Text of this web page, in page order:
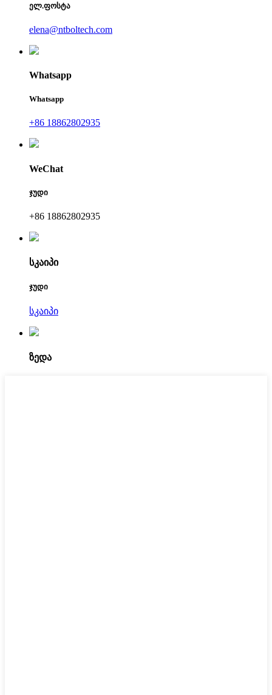
ელ.ფოსტა
elena@ntboltech.com
Whatsapp
Whatsapp
+86 18862802935
WeChat
ჯუდი
+86 18862802935
სკაიპი
ჯუდი
სკაიპი
ზედა